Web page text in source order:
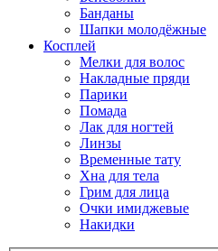
Банданы
Шапки молодёжные
Косплей
Мелки для волос
Накладные пряди
Парики
Помада
Лак для ногтей
Линзы
Временные тату
Хна для тела
Грим для лица
Очки имиджевые
Накидки